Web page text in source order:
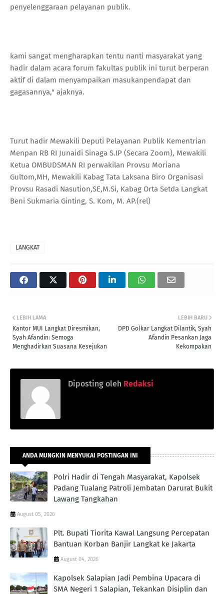
penyelenggaraan pelayanan publik.
kami sangat mengharapkan tentu nanti masyarakat yang
hadir dalam acara forum fakultas publik ini turut berperan
aktif di dalam menyampaikan masukanpendapat dan
gagasannya," ajaknya.
Turut hadir Mewakili Deputi Pelayanan Publik Kementrian
Menpan RB RI Junaidi Sinaga S.IP (Secara Zoom), Mewakili
Ketua OMBUDSMAN RI perwakilan Provsu Moriana
Gultom,MH, Mewakili Kabag Tata Laksana Biro Organisasi
Provsu Rasadi Nasution,SE,M.Si, Kabag Orta Setda Langkat
Beni Sukmaria Ginting, S. Kom, M. AP.(rel)
LANGKAT
LEBIH BARU
DPD Golkar Langkat Dilantik, Syah
Afandin Pesankan Jaga
Kekompakan
LEBIH LAMA
Kantor MUI Langkat Diresmikan,
Syah Afandin: Semoga
Menghadirkan Suasana Kesejukan
Diposting oleh Redaksi
ANDA MUNGKIN MENYUKAI POSTINGAN INI
Polri Hadir di Tengah Masyarakat, Kapolsek
Padang Tualang Patroli Jembatan Darurat Bukit
Lawang Tangkahan
August 05, 2026
Plt. Bupati Tiorita Kawal Langsung Percepatan
Bantuan Korban Banjir Langkat ke Jakarta
August 04, 2026
Kapolsek Salapian Jadi Pembina Upacara di
SMA Negeri 1 Salapian, Tekankan Disiplin dan